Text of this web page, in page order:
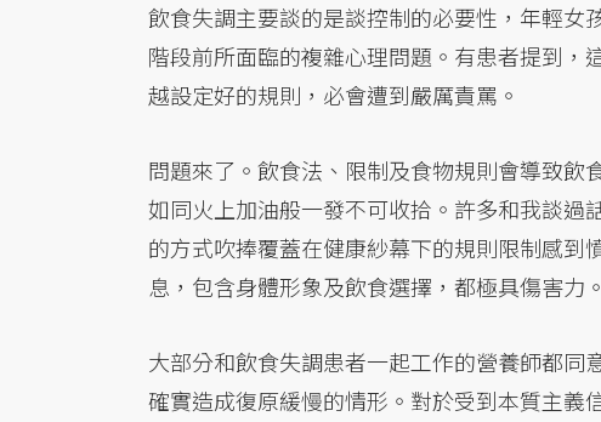
飲食失調主要談的是談控制的必要性，年輕女
階段前所面臨的複雜心理問題。有患者提到
越設定好的規則，必會遭到嚴厲責罵。
問題來了。飲食法、限制及食物規則會導致
如同火上加油般一發不可收拾。許多和我談
的方式吹捧覆蓋在健康紗幕下的規則限制感
息，包含身體形象及飲食選擇，都極具傷害力。
大部分和飲食失調患者一起工作的營養師都同
確實造成復原緩慢的情形。對於受到本質主義